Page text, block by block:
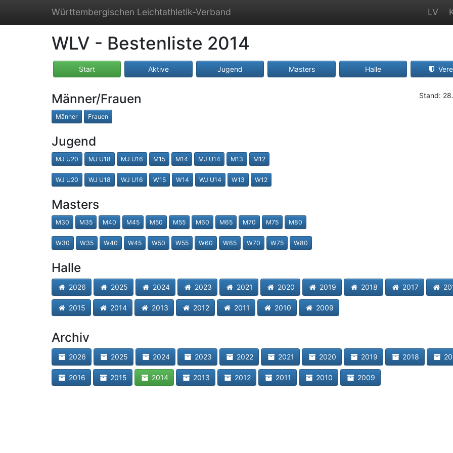
Württembergischen Leichtathletik-Verband LV
WLV - Bestenliste 2014
Start Aktive Jugend Masters Halle
Stand:
Männer/Frauen
Männer Frauen
Jugend
MJ U20 MJ U18 MJ U16 M15 M14 MJ U14 M13 M12
WJ U20 WJ U18 WJ U16 W15 W14 WJ U14 W13 W12
Masters
M30 M35 M40 M45 M50 M55 M60 M65 M70 M75 M80
W30 W35 W40 W45 W50 W55 W60 W65 W70 W75 W80
Halle
2026 2025 2024 2023 2021 2020 2019 2018 2017
2015 2014 2013 2012 2011 2010 2009
Archiv
2026 2025 2024 2023 2022 2021 2020 2019 2018
2016 2015 2014 2013 2012 2011 2010 2009